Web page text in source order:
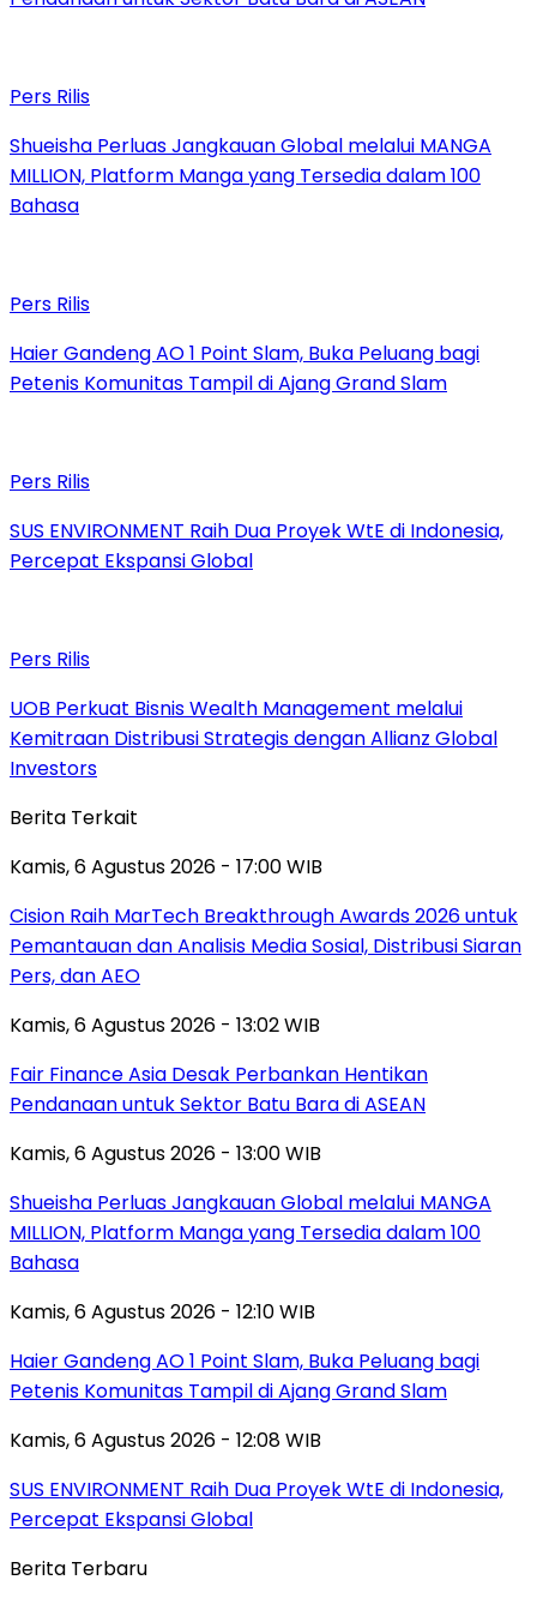
Pers Rilis
Shueisha Perluas Jangkauan Global melalui MANGA
MILLION, Platform Manga yang Tersedia dalam 100
Bahasa
Pers Rilis
Haier Gandeng AO 1 Point Slam, Buka Peluang bagi
Petenis Komunitas Tampil di Ajang Grand Slam
Pers Rilis
SUS ENVIRONMENT Raih Dua Proyek WtE di Indonesia,
Percepat Ekspansi Global
Pers Rilis
UOB Perkuat Bisnis Wealth Management melalui
Kemitraan Distribusi Strategis dengan Allianz Global
Investors
Berita Terkait
Kamis, 6 Agustus 2026 - 17:00 WIB
Cision Raih MarTech Breakthrough Awards 2026 untuk
Pemantauan dan Analisis Media Sosial, Distribusi Siaran
Pers, dan AEO
Kamis, 6 Agustus 2026 - 13:02 WIB
Fair Finance Asia Desak Perbankan Hentikan
Pendanaan untuk Sektor Batu Bara di ASEAN
Kamis, 6 Agustus 2026 - 13:00 WIB
Shueisha Perluas Jangkauan Global melalui MANGA
MILLION, Platform Manga yang Tersedia dalam 100
Bahasa
Kamis, 6 Agustus 2026 - 12:10 WIB
Haier Gandeng AO 1 Point Slam, Buka Peluang bagi
Petenis Komunitas Tampil di Ajang Grand Slam
Kamis, 6 Agustus 2026 - 12:08 WIB
SUS ENVIRONMENT Raih Dua Proyek WtE di Indonesia,
Percepat Ekspansi Global
Berita Terbaru